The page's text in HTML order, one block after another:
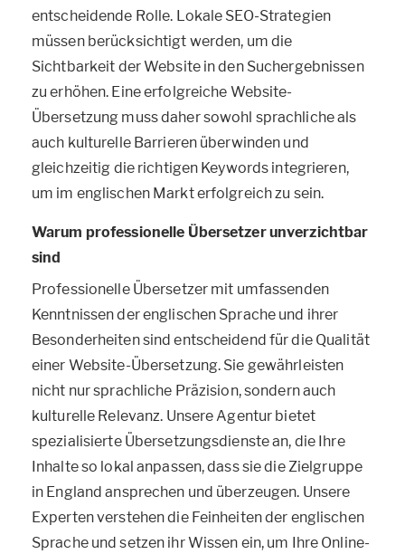
entscheidende Rolle. Lokale SEO-Strategien
müssen berücksichtigt werden, um die
Sichtbarkeit der Website in den Suchergebnissen
zu erhöhen. Eine erfolgreiche Website-
Übersetzung muss daher sowohl sprachliche als
auch kulturelle Barrieren überwinden und
gleichzeitig die richtigen Keywords integrieren,
um im englischen Markt erfolgreich zu sein.
Warum professionelle Übersetzer unverzichtbar
sind
Professionelle Übersetzer mit umfassenden
Kenntnissen der englischen Sprache und ihrer
Besonderheiten sind entscheidend für die Qualität
einer Website-Übersetzung. Sie gewährleisten
nicht nur sprachliche Präzision, sondern auch
kulturelle Relevanz. Unsere Agentur bietet
spezialisierte Übersetzungsdienste an, die Ihre
Inhalte so lokal anpassen, dass sie die Zielgruppe
in England ansprechen und überzeugen. Unsere
Experten verstehen die Feinheiten der englischen
Sprache und setzen ihr Wissen ein, um Ihre Online-